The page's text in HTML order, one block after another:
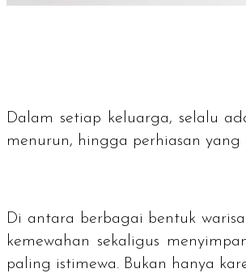
Dalam setiap keluarga, selalu
menurun, hingga perhiasan
Di antara berbagai bentuk
kemewahan sekaligus
paling istimewa. Bukan hanya